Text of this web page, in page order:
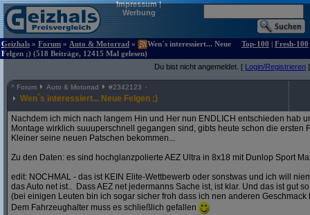
Impressum|
Werbung
Geizhals » Forum » Auto & Motorrad »
Wen´s interessiert... Neue
Felgen ;) (518 Beiträge, 12415 Mal gelesen)
Top-100 | Fresh-100
Du bist nicht angemeldet. [ Login/Registrieren ]
^ Forum Auto & Motorrad #2342123
Wen´s interessiert... Neue Felgen ;)
Nachdem ich mich nach langem Hin und Her nun ENDLICH entschieden hab
Montage wirklich suuuperschnell gegangen sind, gibts heute schon die ersten
Kleiner seine neuen Patschen bekommen...
Zu den Daten: es sind hochglanzpolierte AEZ Ultra in 8x18 mit Dunlop Sport
edit: NOCHMAL - das ist KEIN Elite-Wettbewerb oder sonstwas und ich will
das Auto net ist.. Dass AEZ net jedermanns Sache ist, ist klar. Und das ist gut
(bei einigen Leuten bin ich sogar sicher froh dass ich nen anderen Geschmack
Dem Fahrzeughalter muss es schließlich gefallen